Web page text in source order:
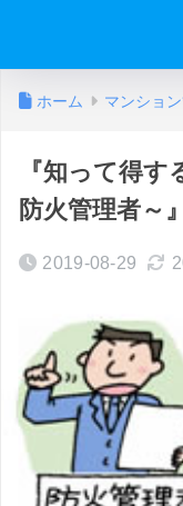
ホーム マンショ
『知って得
防火管理者～』
2019-08-29